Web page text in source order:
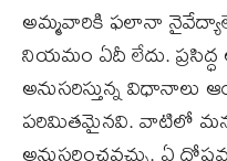
అమ్మవారికి ఫలానా
నియమం ఏదీ లేదు.
అనుసరిస్తున్న
పరిమితమైనవి. వాటిలో